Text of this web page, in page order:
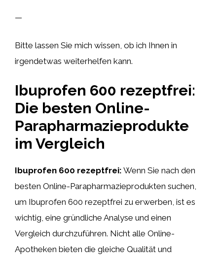
—
Bitte lassen Sie mich wissen, ob ich Ihnen in
irgendetwas weiterhelfen kann.
Ibuprofen 600 rezeptfrei:
Die besten Online-
Parapharmazieprodukte
im Vergleich
Ibuprofen 600 rezeptfrei: Wenn Sie nach den
besten Online-Parapharmazieprodukten suchen,
um Ibuprofen 600 rezeptfrei zu erwerben, ist es
wichtig, eine gründliche Analyse und einen
Vergleich durchzuführen. Nicht alle Online-
Apotheken bieten die gleiche Qualität und